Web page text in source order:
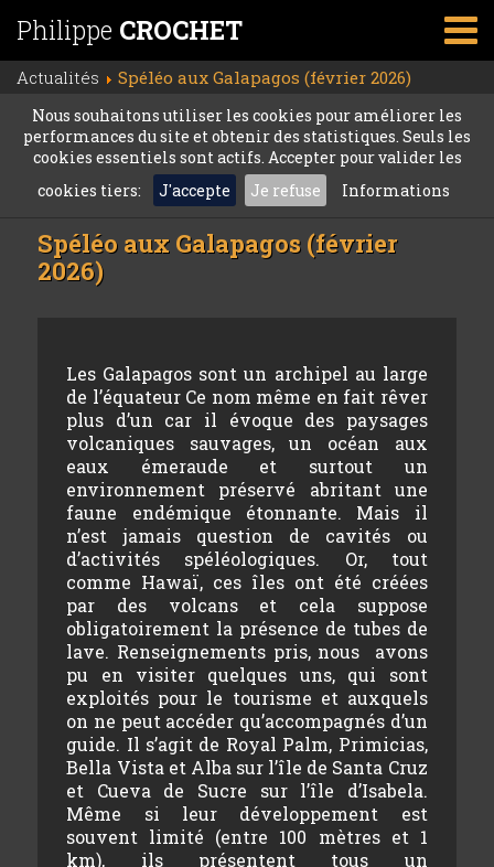
Philippe CROCHET
Actualités Spéléo aux Galapagos (février 2026)
Nous souhaitons utiliser les cookies pour améliorer les
performances du site et obtenir des statistiques. Seuls les
cookies essentiels sont actifs. Accepter pour valider les
cookies tiers:
J'accepte Je refuse Informations
Spéléo aux Galapagos (février
2026)
Les Galapagos sont un archipel au large
de l’équateur Ce nom même en fait rêver
plus d’un car il évoque des paysages
volcaniques sauvages, un océan aux
eaux émeraude et surtout un
environnement préservé abritant une
faune endémique étonnante. Mais il
n’est jamais question de cavités ou
d’activités spéléologiques. Or, tout
comme Hawaï, ces îles ont été créées
par des volcans et cela suppose
obligatoirement la présence de tubes de
lave. Renseignements pris, nous avons
pu en visiter quelques uns, qui sont
exploités pour le tourisme et auxquels
on ne peut accéder qu’accompagnés d’un
guide. Il s’agit de Royal Palm, Primicias,
Bella Vista et Alba sur l’île de Santa Cruz
et Cueva de Sucre sur l’île d’Isabela.
Même si leur développement est
souvent limité (entre 100 mètres et 1
km), ils présentent tous un